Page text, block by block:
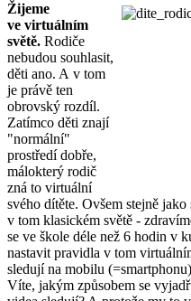
Žijeme
ve virtuálním
světě. Rodiče
nebudou souhlasit,
děti ano. A v tom
je právě ten
obrovský rozdíl.
Zatímco děti znají
"normální"
prostředí dobře,
málokterý rodič
zná to virtuální
svého dítěte. Ovšem stejně
v tom klasickém světě -
se ve škole déle než 6 hodin v
nastavit pravidla v tom
sledují na mobilu
Víte, jakým způsobem se